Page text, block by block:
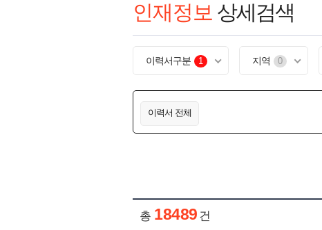
인재정보 상세검색
이력서구분 1 지역 0
이력서 전체
총 18489 건